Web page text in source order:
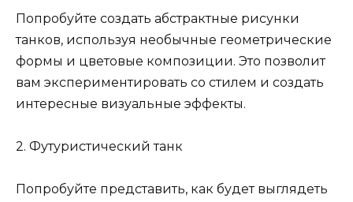
Попробуйте создать абстрактные рисунки
танков, используя необычные геометрические
формы и цветовые композиции. Это позволит
вам экспериментировать со стилем и создать
интересные визуальные эффекты.
2. Футуристический танк
Попробуйте представить, как будет выглядеть